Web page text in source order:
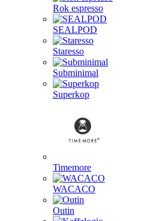
Rok espresso
SEALPOD
Staresso
Subminimal
Superkop
Timemore
WACACO
Outin